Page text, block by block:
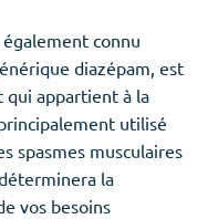
connu
diazépam, est
qui appartient à la
utilisé
spasmes musculaires
la
vos besoins